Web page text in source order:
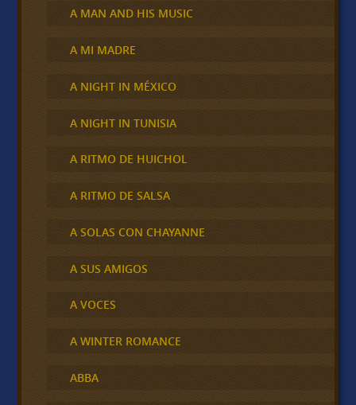
A MAN AND HIS MUSIC
A MI MADRE
A NIGHT IN MÉXICO
A NIGHT IN TUNISIA
A RITMO DE HUICHOL
A RITMO DE SALSA
A SOLAS CON CHAYANNE
A SUS AMIGOS
A VOCES
A WINTER ROMANCE
ABBA